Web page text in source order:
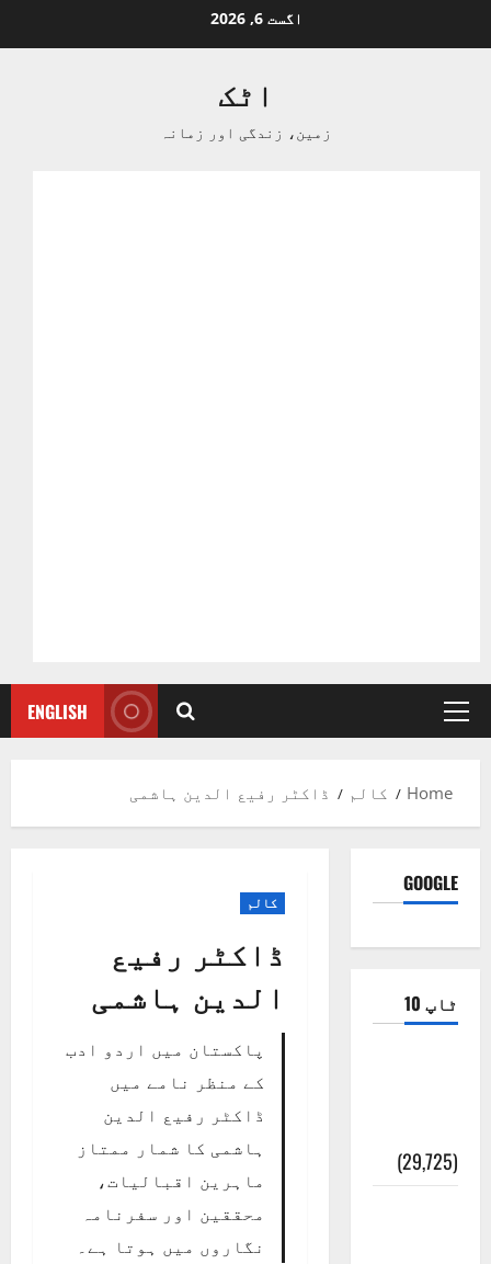
to
اگست 6, 2026
اٹک
زمین، زندگی اور زمانہ
Primary
ENGLISH
Home کالم ڈاکٹر رفیع الدین ہاشمی
کالم
ڈاکٹر رفیع
الدین ہاشمی
پاکستان میں اردو ادب
کے منظر نامے میں
ڈاکٹر رفیع الدین
ہاشمی کا شمار ممتاز
ماہرین اقبالیات،
محققین اور سفرنامہ
نگاروں میں ہوتا ہے۔
GOOGLE
ٹاپ 10
(29,725)